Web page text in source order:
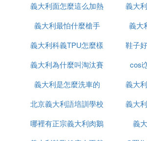
二、護理方法：
1、保持室內通風乾爽，良好天氣
2、定期清潔，可使用除塵撣輕輕
3、低溫順毛向熨燙或窗簾反面熨燙；
修復的摺痕；
三、清洗方法：
叫什麼
義大利面怎麼這么加熱
義大
義大利最怕什麼槍手
義大
義大利科義TPU怎麼樣
鞋子
義大利為什麼叫淘汰賽
之王
cosi
義大利是怎麼洗車的
義大
北京義大利語培訓學校
有哪些
義大
哪裡有正宗義大利肉鵝
義